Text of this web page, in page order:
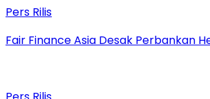
Pers Rilis
Fair Finance Asia Desak Perbankan